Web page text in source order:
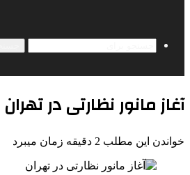
آغاز مانور نظارتی در تهران
خواندن این مطلب 2 دقیقه زمان میبرد